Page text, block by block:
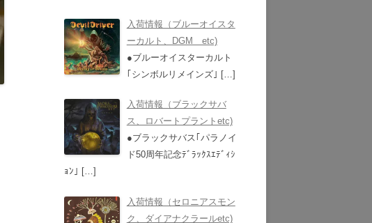
入荷情報（ブルーオイスタ
ーカルト、DGM etc)
●ブルーオイスターカルト
｢シンボルリメインズ｣ […]
入荷情報（ブラックサバ
ス、ロバートプラントetc)
●ブラックサバス｢パラノイ
ド50周年記念ﾃﾞﾗｯｸｽｴﾃﾞｨｼ
ｮﾝ｣ […]
入荷情報（セロニアスモン
ク、ダイアナクラールetc)